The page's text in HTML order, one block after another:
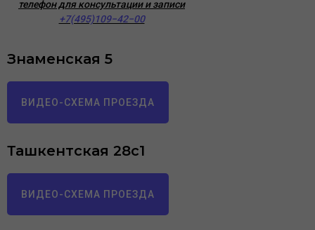
телефон для консультации и записи
+7(495)109−42−00
Знаменская 5
ВИДЕО-СХЕМА ПРОЕЗДА
Ташкентская 28с1
ВИДЕО-СХЕМА ПРОЕЗДА